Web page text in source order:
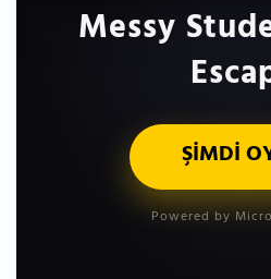
Messy
ŞİMDİ
Powered by